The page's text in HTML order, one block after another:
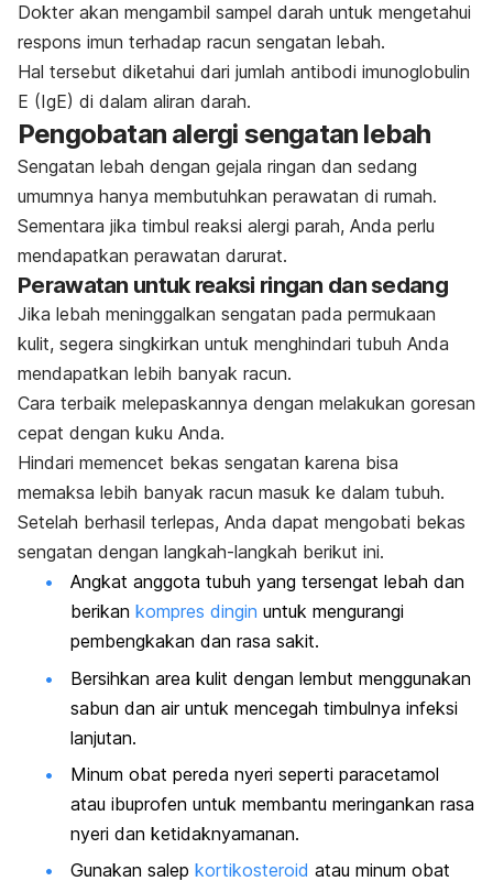
Dokter akan mengambil sampel darah untuk mengetahui
respons imun terhadap racun sengatan lebah.
Hal tersebut diketahui dari jumlah antibodi imunoglobulin
E (IgE) di dalam aliran darah.
Pengobatan alergi sengatan lebah
Sengatan lebah dengan gejala ringan dan sedang
umumnya hanya membutuhkan perawatan di rumah.
Sementara jika timbul reaksi alergi parah, Anda perlu
mendapatkan perawatan darurat.
Perawatan untuk reaksi ringan dan sedang
Jika lebah meninggalkan sengatan pada permukaan
kulit, segera singkirkan untuk menghindari tubuh Anda
mendapatkan lebih banyak racun.
Cara terbaik melepaskannya dengan melakukan goresan
cepat dengan kuku Anda.
Hindari memencet bekas sengatan karena bisa
memaksa lebih banyak racun masuk ke dalam tubuh.
Setelah berhasil terlepas, Anda dapat mengobati bekas
sengatan dengan langkah-langkah berikut ini.
Angkat anggota tubuh yang tersengat lebah dan
berikan kompres dingin untuk mengurangi
pembengkakan dan rasa sakit.
Bersihkan area kulit dengan lembut menggunakan
sabun dan air untuk mencegah timbulnya infeksi
lanjutan.
Minum obat pereda nyeri seperti paracetamol
atau ibuprofen untuk membantu meringankan rasa
nyeri dan ketidaknyamanan.
Gunakan salep kortikosteroid atau minum obat